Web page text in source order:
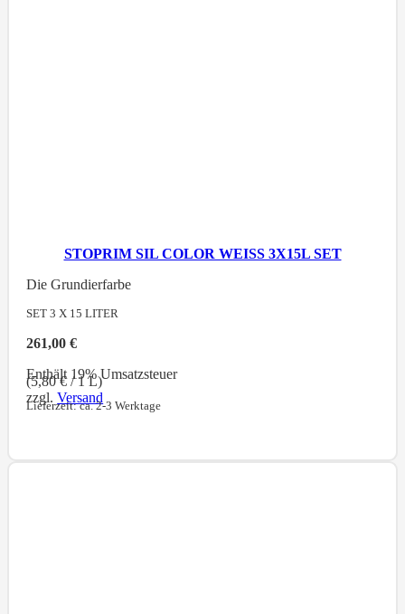
STOPRIM SIL COLOR WEISS 3X15L SET
Die Grundierfarbe
SET 3 X 15LITER
261,00€
Enthält 19% Umsatzsteuer
(5,80€/ 1 L)
zzgl.Versand
Lieferzeit: ca. 2-3 Werktage